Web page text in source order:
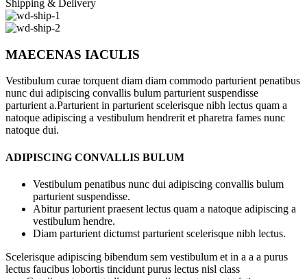
Shipping & Delivery
MAECENAS IACULIS
Vestibulum curae torquent diam diam commodo parturient penatibus
nunc dui adipiscing convallis bulum parturient suspendisse
parturient a.Parturient in parturient scelerisque nibh lectus quam a
natoque adipiscing a vestibulum hendrerit et pharetra fames nunc
natoque dui.
ADIPISCING CONVALLIS BULUM
Vestibulum penatibus nunc dui adipiscing convallis bulum
parturient suspendisse.
Abitur parturient praesent lectus quam a natoque adipiscing a
vestibulum hendre.
Diam parturient dictumst parturient scelerisque nibh lectus.
Scelerisque adipiscing bibendum sem vestibulum et in a a a purus
lectus faucibus lobortis tincidunt purus lectus nisl class